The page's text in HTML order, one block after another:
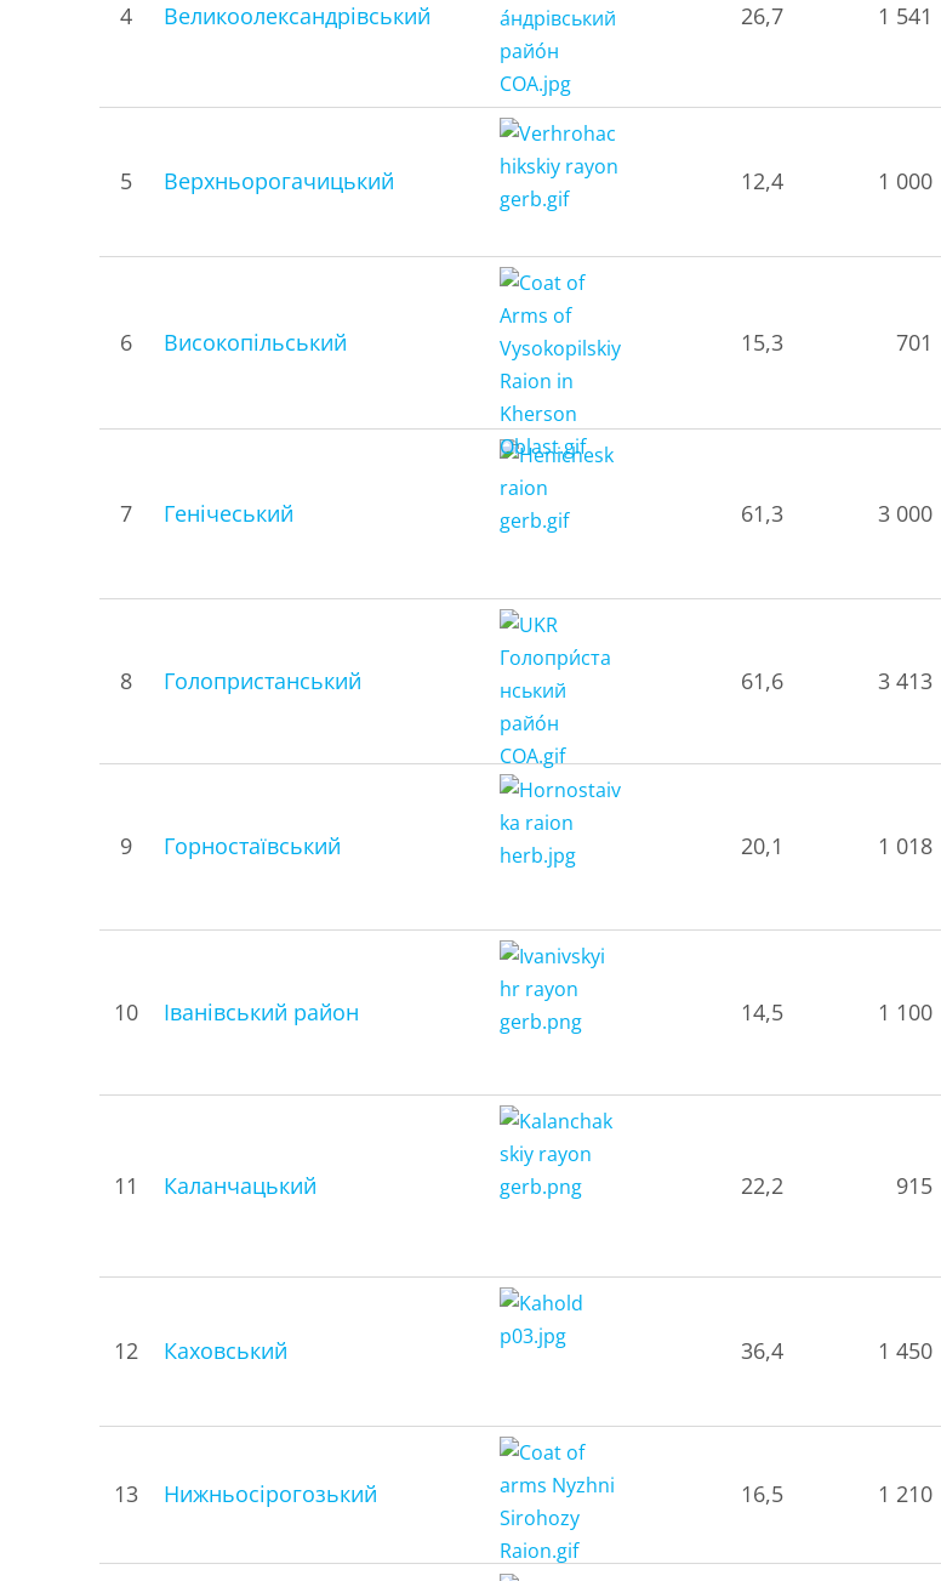
4 Великоолександрівський 26,7 1 541
5 Верхньорогачицький 12,4 1 000
6 Високопільський 15,3 701
7 Генічеський 61,3 3 000
8 Голопристанський 61,6 3 413
9 Горностаївський 20,1 1 018
10 Іванівський район 14,5 1 100
11 Каланчацький 22,2 915
12 Каховський 36,4 1 450
13 Нижньосірогозький 16,5 1 210